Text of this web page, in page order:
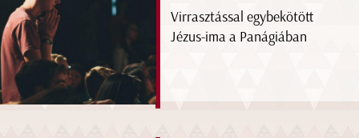
Virrasztással egybekötött
Jézus-ima a Panágiában